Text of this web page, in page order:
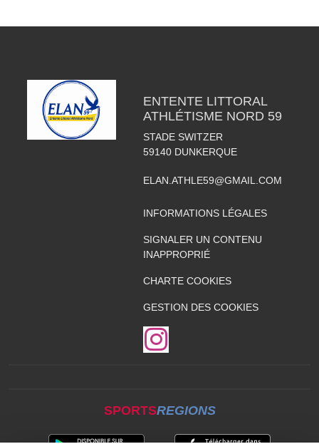
ENTENTE LITTORAL
ATHLÉTISME NORD 59
STADE SWITZER
59140 DUNKERQUE
ELAN.ATHLE59@GMAIL.COM
INFORMATIONS LÉGALES
SIGNALER UN CONTENU
INAPPROPRIÉ
CHARTE COOKIES
GESTION DES COOKIES
SPORTSREGIONS